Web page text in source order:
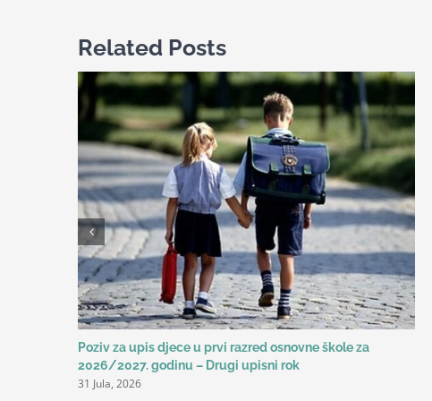
Related Posts
Poziv za upis djece u prvi razred osnovne škole za
2026/2027. godinu – Drugi upisni rok
31 Jula, 2026